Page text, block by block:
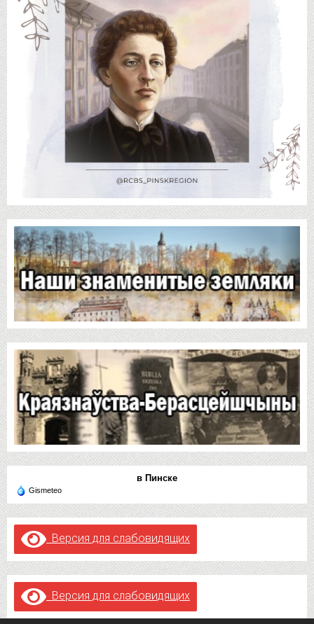
в Пинске
Gismeteo
Версия для слабовидящих
Версия для слабовидящих